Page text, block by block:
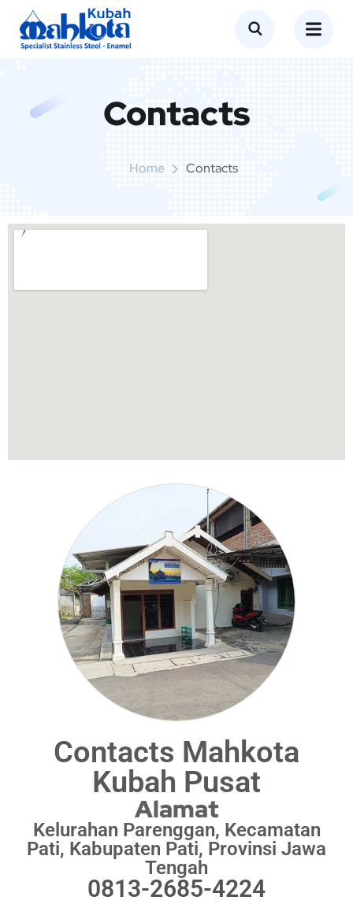
Contacts
Home Contacts
Contacts Mahkota
Kubah Pusat
Alamat
Kelurahan Parenggan, Kecamatan
Pati, Kabupaten Pati, Provinsi Jawa
Tengah
0813-2685-4224